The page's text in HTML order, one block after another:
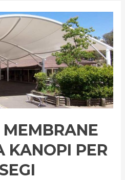
KANOPI PER